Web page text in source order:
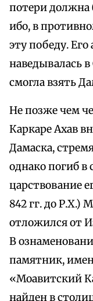
потери должна
ибо, в
эту победу.
наведывалась
смогла взять
Не позже чем
Каркаре Ахав
Дамаска,
однако погиб в
царствование
842 гг. до Р.Х.)
отложился от
В
памятник,
«Моавитский
найден в